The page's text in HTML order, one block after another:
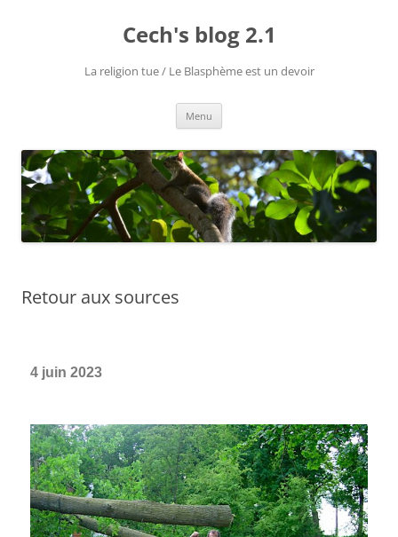
Cech's blog 2.1
La religion tue / Le Blasphème est un devoir
Menu
Retour aux sources
4 juin 2023